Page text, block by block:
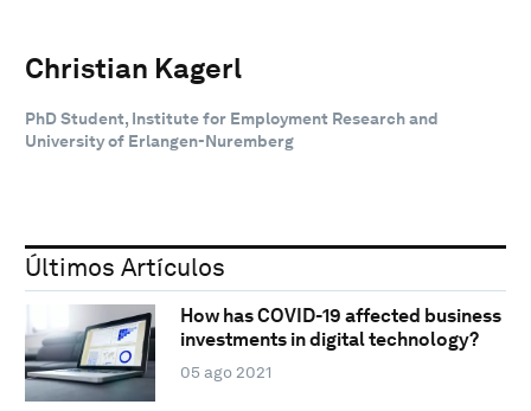
Christian Kagerl
PhD Student, Institute for Employment Research and
University of Erlangen-Nuremberg
Últimos Artículos
How has COVID-19 affected business
investments in digital technology?
05 ago 2021